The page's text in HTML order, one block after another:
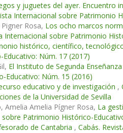
y juguetes del ayer. Encuentro
Internacional sobre Patrimonio
Rosa, Los ocho marcos
Internacional sobre Patrimonio
histórico, científico,
Núm. 17 (2017)
El Instituto de Segunda
Educativo: Núm. 15 (2016)
educativo y de investigación ,
de la Universidad de Sevilla
Amelia Amelia Pígner Rosa, La
Patrimonio Histórico-
de Cantabria , Cabás.